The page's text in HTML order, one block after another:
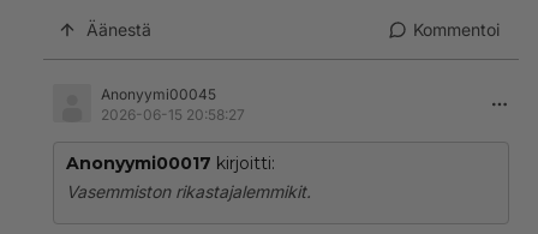
Äänestä Kommentoi
Anonyymi00045
2026-06-15 20:58:27
Anonyymi00017 kirjoitti:
Vasemmiston rikastajalemmikit.